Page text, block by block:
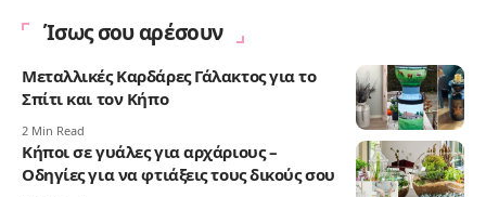
Ίσως σου αρέσουν
Μεταλλικές Καρδάρες Γάλακτος για το
Σπίτι και τον Κήπο
2 Min Read
Κήποι σε γυάλες για αρχάριους –
Οδηγίες για να φτιάξεις τους δικούς σου